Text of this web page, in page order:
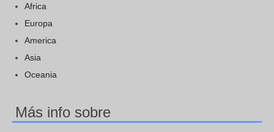
Africa
Europa
America
Asia
Oceania
Más info sobre